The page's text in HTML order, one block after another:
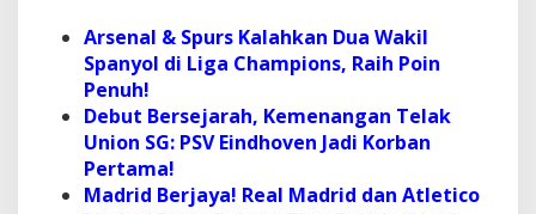
Arsenal & Spurs Kalahkan Dua Wakil
Spanyol di Liga Champions, Raih Poin
Penuh!
Debut Bersejarah, Kemenangan Telak
Union SG: PSV Eindhoven Jadi Korban
Pertama!
Madrid Berjaya! Real Madrid dan Atletico